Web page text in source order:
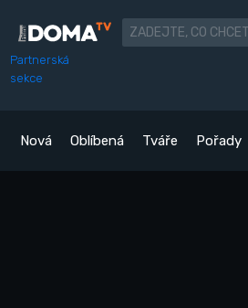
Partnerská
sekce
Nová Oblíbená Tváře Pořady